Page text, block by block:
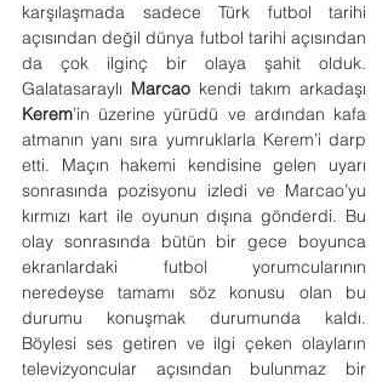
karşılaşmada sadece Türk futbol tarihi
açısından değil dünya futbol tarihi açısından
da çok ilginç bir olaya şahit olduk.
Galatasaraylı Marcao kendi takım arkadaşı
Kerem’in üzerine yürüdü ve ardından kafa
atmanın yanı sıra yumruklarla Kerem’i darp
etti. Maçın hakemi kendisine gelen uyarı
sonrasında pozisyonu izledi ve Marcao’yu
kırmızı kart ile oyunun dışına gönderdi. Bu
olay sonrasında bütün bir gece boyunca
ekranlardaki futbol yorumcularının
neredeyse tamamı söz konusu olan bu
durumu konuşmak durumunda kaldı.
Böylesi ses getiren ve ilgi çeken olayların
televizyoncular açısından bulunmaz bir